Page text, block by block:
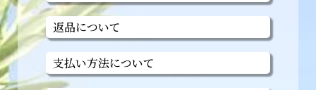
返品について
支払い方法について